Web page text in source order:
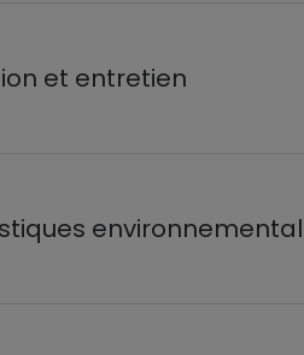
et entretien